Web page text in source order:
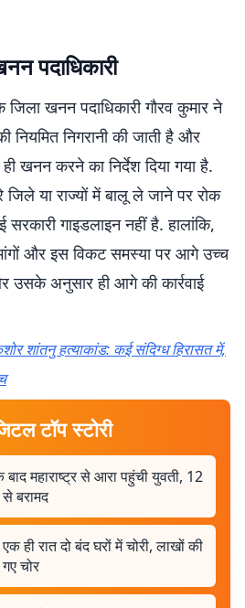
पदाधिकारी
खनन पदाधिकारी गौरव कुमार ने
नियमित निगरानी की जाती है और
ही खनन करने का निर्देश दिया गया है.
जिले या राज्यों में बालू ले जाने पर रोक
गाइडलाइन नहीं है. हालांकि,
और इस विकट समस्या पर आगे उच्च
उसके अनुसार ही आगे की कार्रवाई
शांतनु हत्याकांड: कई संदिग्ध हिरासत में,
टॉप स्टोरी
बाद महाराष्ट्र से आरा पहुंची युवती, 12
बरामद
ही रात दो बंद घरों में चोरी, लाखों की
चोर